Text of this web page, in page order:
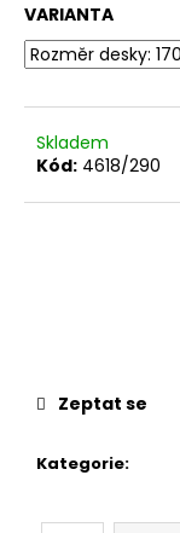
VARIANTA
Skladem
Kód: 4618/290
Kategorie:
Zeptat se
č
u
j
e
e